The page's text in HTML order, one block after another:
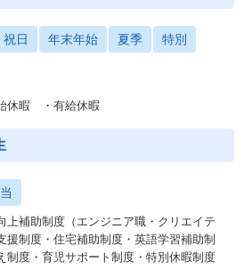
祝日 年末年始 夏季 特別
休暇 ・有給休暇
上補助制度（エンジニア職・クリエイテ
援制度・住宅補助制度・英語学習補助制
制度・育児サポート制度・特別休暇制度